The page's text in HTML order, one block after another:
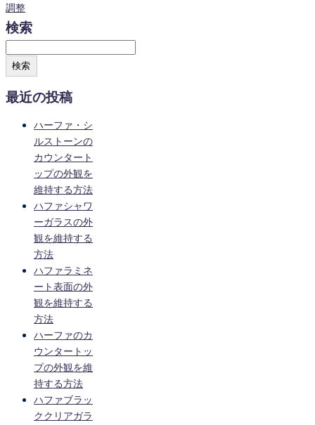
調整
検索
検索
最近の投稿
ハーファ・シ
ルストーンの
カウンタート
ップの外観を
維持する方法
ハファシャワ
ーガラスの外
観を維持する
方法
ハファラミネ
ート表面の外
観を維持する
方法
ハーファのカ
ウンタートッ
プの外観を維
持する方法
ハファブラッ
ククリアガラ